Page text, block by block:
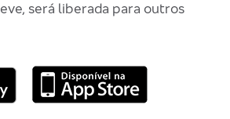
será liberada para outros